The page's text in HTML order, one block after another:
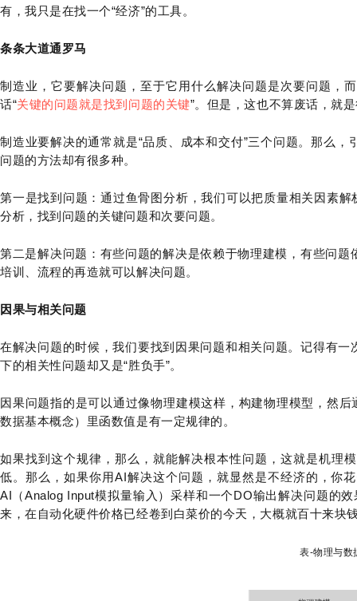
有，我只是在找一个“经济”的工具。
条条大道通罗马
制造业，它要解决问题，至于它用什么解决问题是次要问题，
话“关键的问题就是找到问题的关键”。但是，这也不算废话，就
制造业要解决的通常就是“品质、成本和交付”三个问题。那么
问题的方法却有很多种。
第一是找到问题：通过鱼骨图分析，我们可以把质量相关因素解
分析，找到问题的关键问题和次要问题。
第二是解决问题：有些问题的解决是依赖于物理建模，有些问
培训、流程的再造就可以解决问题。
因果与相关问题
在解决问题的时候，我们要找到因果问题和相关问题。记得有
下的相关性问题却又是“胜负手”。
因果问题指的是可以通过像物理建模这样，构建物理模型，然
数据基本概念）里函数值是有一定规律的。
如果找到这个规律，那么，就能解决根本性问题，这就是机
低。那么，如果你用AI解决这个问题，就显然是不经济的，你
AI（Analog Input模拟量输入）采样和一个DO输出解决问题的
来，在自动化硬件价格已经卷到白菜价的今天，大概就百十来块
表-物理与数